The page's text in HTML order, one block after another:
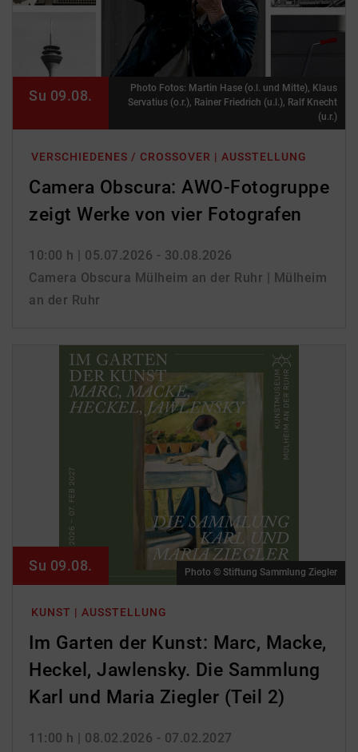
VERSCHIEDENES / CROSSOVER | AUSSTELLUNG
Camera Obscura: AWO-Fotogruppe
zeigt Werke von vier Fotografen
10:00 h | 05.07.2026 - 30.08.2026
Camera Obscura Mülheim an der Ruhr | Mülheim
an der Ruhr
Su 09.08.
Photo Fotos: Martin Hase (o.l. und Mitte), Klaus
Servatius (o.r.), Rainer Friedrich (u.l.), Ralf Knecht
(u.r.)
KUNST | AUSSTELLUNG
Im Garten der Kunst: Marc, Macke,
Heckel, Jawlensky. Die Sammlung
Karl und Maria Ziegler (Teil 2)
11:00 h | 08.02.2026 - 07.02.2027
Su 09.08. Photo © Stiftung Sammlung Ziegler